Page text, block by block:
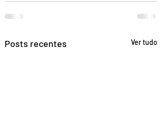
Posts recentes Ver tudo